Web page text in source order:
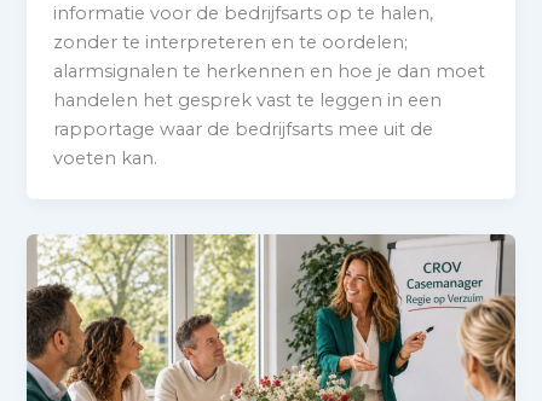
informatie voor de bedrijfsarts op te halen,
zonder te interpreteren en te oordelen;
alarmsignalen te herkennen en hoe je dan moet
handelen het gesprek vast te leggen in een
rapportage waar de bedrijfsarts mee uit de
voeten kan.